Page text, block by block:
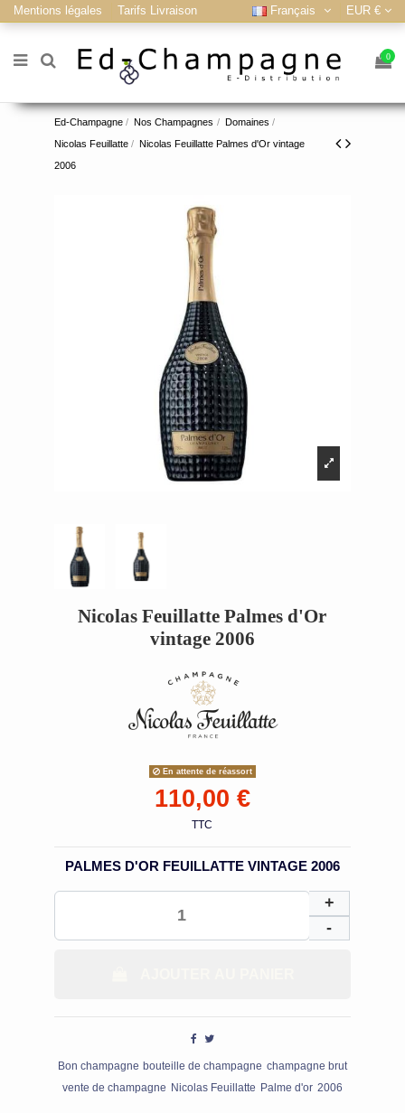
Mentions légales Tarifs Livraison Français EUR €
0
Ed-Champagne Nos Champagnes
Domaines
Nicolas Feuillatte
Nicolas Feuillatte Palmes d'Or vintage
2006
Nicolas Feuillatte Palmes d'Or
vintage 2006
En attente de réassort
110,00 €
TTC
PALMES D'OR FEUILLATTE VINTAGE 2006
Bon champagne bouteille de champagne champagne brut
vente de champagne Nicolas Feuillatte Palme d'or 2006